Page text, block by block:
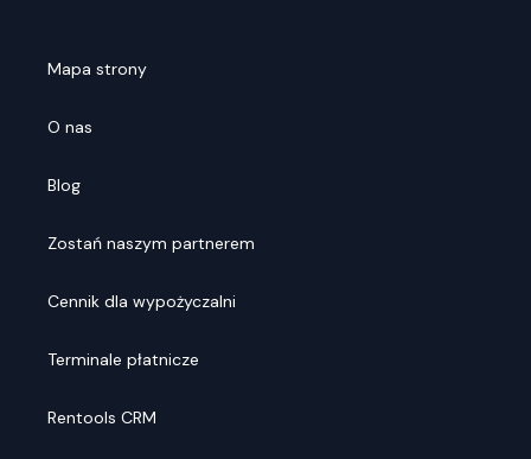
Mapa strony
O nas
Blog
Zostań naszym partnerem
Cennik dla wypożyczalni
Terminale płatnicze
Rentools CRM